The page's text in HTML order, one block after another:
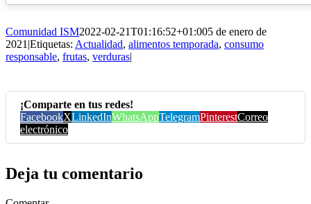
Comunidad ISM2022-02-21T01:16:52+01:005 de enero de
2021 |Etiquetas: Actualidad, alimentos temporada, consumo
responsable, frutas, verduras|
¡Comparte en tus redes!
FacebookXLinkedInWhatsAppTelegramPinterestCorreo
electrónico
Deja tu comentario